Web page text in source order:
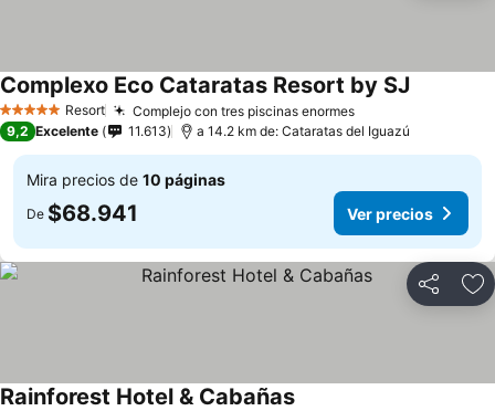
5 Estrellas Resort Complejo con tres piscinas enormes
Complexo Eco Cataratas Resort by SJ
9,2 Excelente 11.613 a 14.2 km de: Cataratas del Iguazú
Mira precios de 10 páginas
De $68.941 Ver precios
Compartir
Rainforest Hotel & Cabañas